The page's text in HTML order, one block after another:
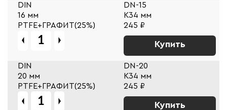
DIN
DN-15
16 мм
К34 мм
PTFE+ГРАФИТ(25%)
245 ₽
Купить
DIN
DN-20
20 мм
К34 мм
PTFE+ГРАФИТ(25%)
245 ₽
Купить